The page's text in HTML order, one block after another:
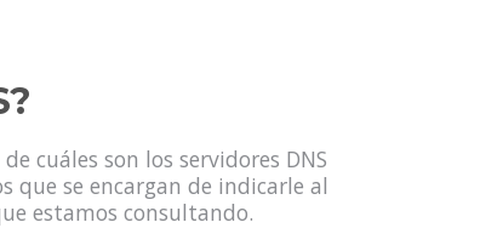
cuáles son los servidores DNS
que se encargan de indicarle al
estamos consultando.